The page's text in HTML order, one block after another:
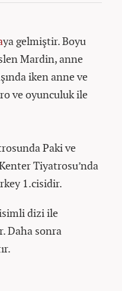
ya gelmiştir. Boyu
Mardin, anne
iken anne ve
ve oyunculuk ile
Paki ve
Tiyatrosu’nda
1.cisidir.
dizi ile
Daha sonra